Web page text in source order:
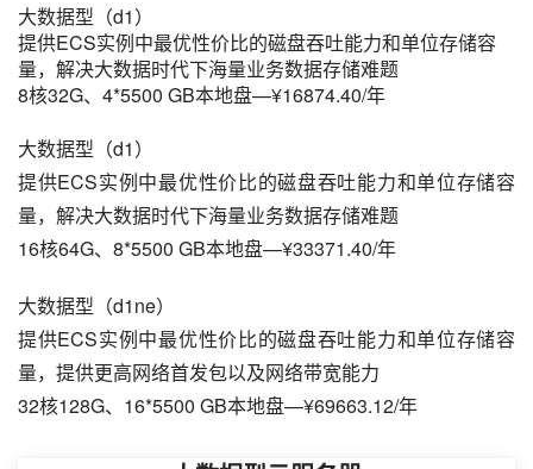
大数据型（d1）
提供ECS实例中最优性价比的磁盘吞吐能力和单位存储容
量，解决大数据时代下海量业务数据存储难题
8核32G、4*5500 GB本地盘—¥16874.40/年
大数据型（d1）
提供ECS实例中最优性价比的磁盘吞吐能力和单位存储容
量，解决大数据时代下海量业务数据存储难题
16核64G、8*5500 GB本地盘—¥33371.40/年
大数据型（d1ne）
提供ECS实例中最优性价比的磁盘吞吐能力和单位存储容
量，提供更高网络首发包以及网络带宽能力
32核128G、16*5500 GB本地盘—¥69663.12/年